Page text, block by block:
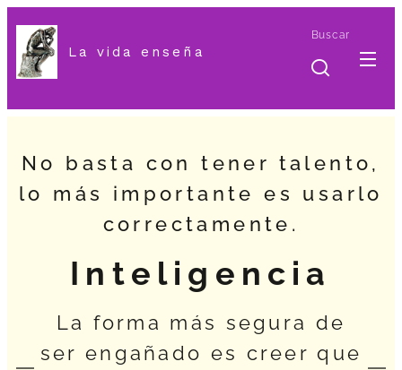
La vida enseña
Buscar
No basta con tener talento,
lo más importante es usarlo
correctamente.
Inteligencia
La forma más segura de
ser engañado es creer que